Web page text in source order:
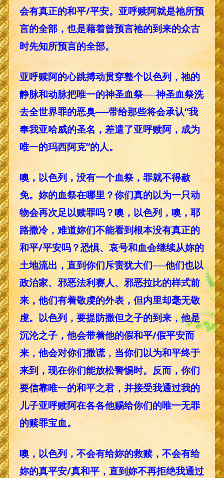
会有真正的和平/平安。亚呼赎阿就是祂所预
言的全部，也是藉着曾预言祂的到来的众古
时先知所预言的全部。
亚呼赎阿的心跳搏动贯穿整个以色列，祂的
静脉和动脉把唯一的神圣血祭──神圣血祭洗
去全世界罪的恶臭──带给那些将会承认“我
奉我亚哈威的圣名，差遣了亚呼赎阿，成为
唯一的玛西阿克”的人。
噢，以色列，没有一个血祭，罪就不得赦
免。妳的血祭在哪里？你们真的以为一只动
物会再次足以赎罪吗？噢，以色列，噢，耶
路撒冷，难道妳们不能看到根本没有真正的
和平/平安吗？恐惧、哀号和血会继续从妳的
土地流出，直到你们斥责犹大们──他们也以
政治家、邪恶法利赛人、邪恶拉比的样式前
来，他们有着敬虔的外表，但内里却毫无敬
虔。以色列，要提防撒但之子的到来，他是
沉沦之子，他会带着他的假和平/假平安而
来，他会对你们撒谎，当你们以为和平终于
来到，现在你们能放松警惕时。反而，你们
要信靠唯一的和平之君，并接受我通过我的
儿子亚呼赎阿在各各他赐给你们的唯一无罪
的赎罪宝血。
噢，以色列，不会有给妳的救赎，不会有给
妳的真平安/真和平，直到妳不再拒绝我通过